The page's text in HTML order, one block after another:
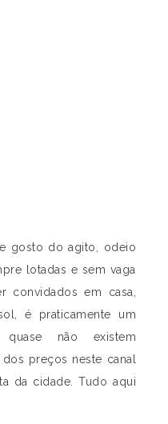
gosto do agito, odeio
lotadas e sem vaga
convidados em casa,
é praticamente um
não existem
preços neste canal
da cidade. Tudo aqui